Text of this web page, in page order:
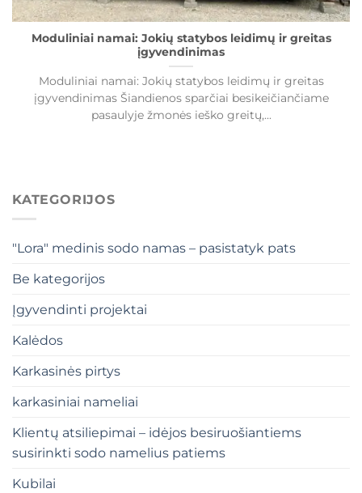
Moduliniai namai: Jokių statybos leidimų ir greitas
įgyvendinimas
Moduliniai namai: Jokių statybos leidimų ir greitas
įgyvendinimas Šiandienos sparčiai besikeičiančiame
pasaulyje žmonės ieško greitų,...
KATEGORIJOS
"Lora" medinis sodo namas – pasistatyk pats
Be kategorijos
Įgyvendinti projektai
Kalėdos
Karkasinės pirtys
karkasiniai nameliai
Klientų atsiliepimai – idėjos besiruošiantiems
susirinkti sodo namelius patiems
Kubilai